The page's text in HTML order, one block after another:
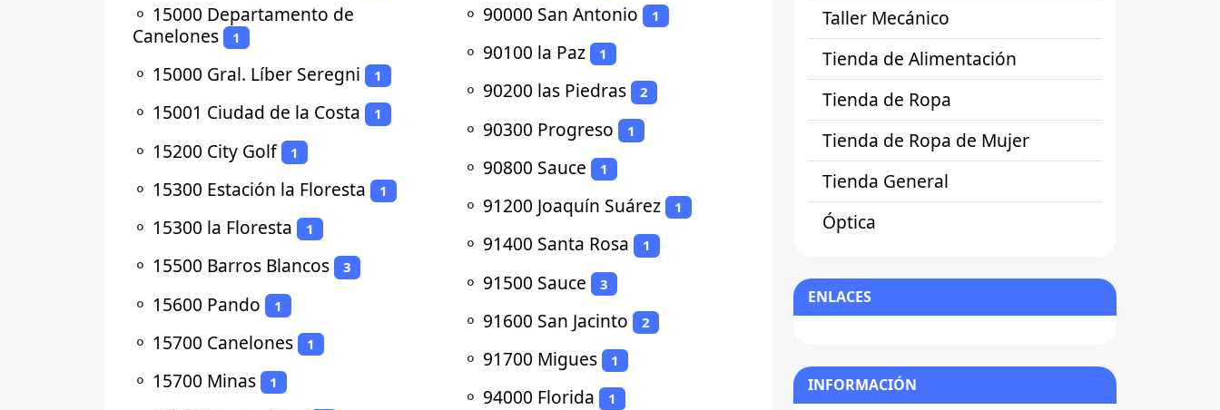
⚬ 15000 Departamento de
Canelones
1
⚬ 15000 Gral. Líber Seregni 1
⚬ 15001 Ciudad de la Costa 1
⚬ 15200 City Golf 1
⚬ 15300 Estación la Floresta 1
⚬ 15300 la Floresta 1
⚬ 15500 Barros Blancos 3
⚬ 15600 Pando 1
⚬ 15700 Canelones 1
⚬ 15700 Minas 1
⚬ 90000 San Antonio 1
⚬ 90100 la Paz 1
⚬ 90200 las Piedras 2
⚬ 90300 Progreso 1
⚬ 90800 Sauce 1
⚬ 91200 Joaquín Suárez 1
⚬ 91400 Santa Rosa 1
⚬ 91500 Sauce 3
⚬ 91600 San Jacinto 2
⚬ 91700 Migues 1
⚬ 94000 Florida 1
Taller Mecánico
Tienda de Alimentación
Tienda de Ropa
Tienda de Ropa de Mujer
Tienda General
Óptica
ENLACES
INFORMACIÓN